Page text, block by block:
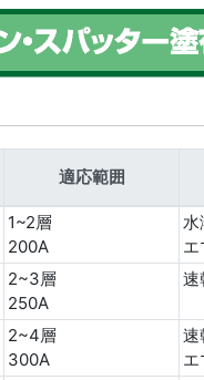
適応範囲
1~2層
200A
水
エ
2~3層
250A
速
2~4層
300A
速
エ